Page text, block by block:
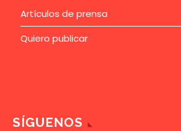
Artículos de prensa
Quiero publicar
SÍGUENOS